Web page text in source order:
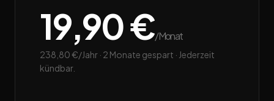
19,90 €/Monat
238,80 €/Jahr · 2 Monate gespart · Jederzeit
kündbar.